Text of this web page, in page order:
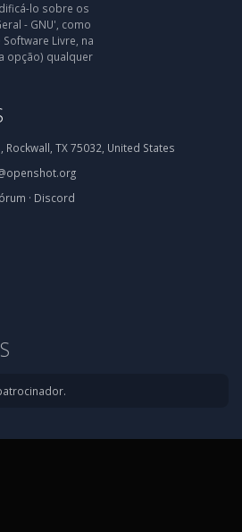
lo sobre os
- GNU', como
Livre, na
opção) qualquer
Rockwall, TX 75032, United States
· Discord